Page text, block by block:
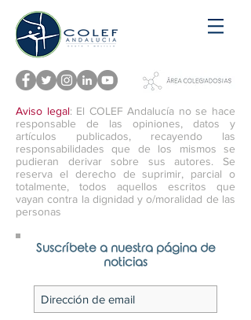
Aviso legal: El COLEF Andalucía no se hace
responsable de las opiniones, datos y
artículos publicados, recayendo las
responsabilidades que de los mismos se
pudieran derivar sobre sus autores. Se
reserva el derecho de suprimir, parcial o
totalmente, todos aquellos escritos que
vayan contra la dignidad y o/moralidad de las
personas
Suscríbete a nuestra página de
noticias